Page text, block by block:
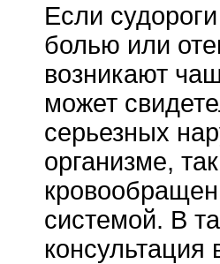
Если
болью или
возникают
может
серьезных
организме,
системой. В